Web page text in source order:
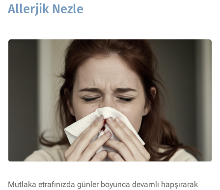
Allerjik Nezle
Mutlaka etrafınızda günler boyunca devamlı hapşırarak